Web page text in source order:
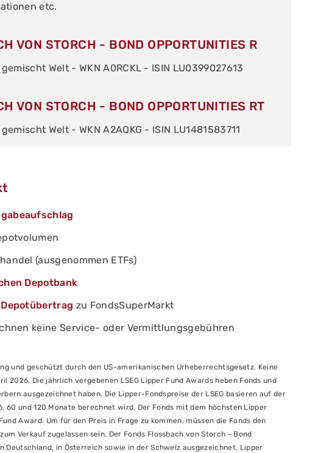
etc.
VON STORCH - BOND OPPORTUNITIES R
Welt - WKN A0RCKL - ISIN LU0399027613
VON STORCH - BOND OPPORTUNITIES RT
Welt - WKN A2AQKG - ISIN LU1481583711
(ausgenommen ETFs)
Depotbank
Depotübertrag zu FondsSuperMarkt
keine Service- oder Vermittlungsgebühren
und geschützt durch den US-amerikanischen Urheberrechtsgesetz. Keine
Die jährlich vergebenen LSEG Lipper Fund Awards heben Fonds und
ausgezeichnet haben. Die Lipper-Fondspreise der LSEG basieren auf der
und 120 Monate berechnet wird. Der Fonds mit dem höchsten Lipper
Award. Um für den Preis in Frage zu kommen, müssen die Fonds den
Verkauf zugelassen sein. Der Fonds Flossbach von Storch - Bond
in Österreich sowie in der Schweiz ausgezeichnet. Lipper